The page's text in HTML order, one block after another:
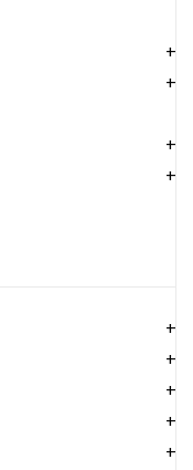
+
+
+
+
+
+
+
+
+